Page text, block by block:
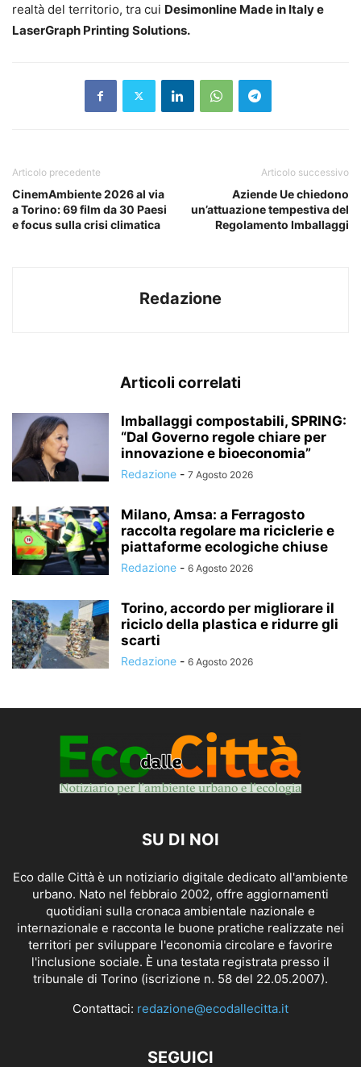
realtà del territorio, tra cui Desimonline Made in Italy e
LaserGraph Printing Solutions.
Articolo precedente
CinemAmbiente 2026 al via
a Torino: 69 film da 30 Paesi
e focus sulla crisi climatica
Articolo successivo
Aziende Ue chiedono
un’attuazione tempestiva del
Regolamento Imballaggi
Redazione
Articoli correlati
Imballaggi compostabili, SPRING:
“Dal Governo regole chiare per
innovazione e bioeconomia”
Redazione - 7 Agosto 2026
Milano, Amsa: a Ferragosto
raccolta regolare ma riciclerie e
piattaforme ecologiche chiuse
Redazione - 6 Agosto 2026
Torino, accordo per migliorare il
riciclo della plastica e ridurre gli
scarti
Redazione - 6 Agosto 2026
SU DI NOI
Eco dalle Città è un notiziario digitale dedicato all'ambiente
urbano. Nato nel febbraio 2002, offre aggiornamenti
quotidiani sulla cronaca ambientale nazionale e
internazionale e racconta le buone pratiche realizzate nei
territori per sviluppare l'economia circolare e favorire
l'inclusione sociale. È una testata registrata presso il
tribunale di Torino (iscrizione n. 58 del 22.05.2007).
Contattaci: redazione@ecodallecitta.it
SEGUICI